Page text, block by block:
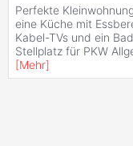
Perfekte
eine Küche mit
Kabel-TVs und ein
Stellplatz für PKW
[Mehr]